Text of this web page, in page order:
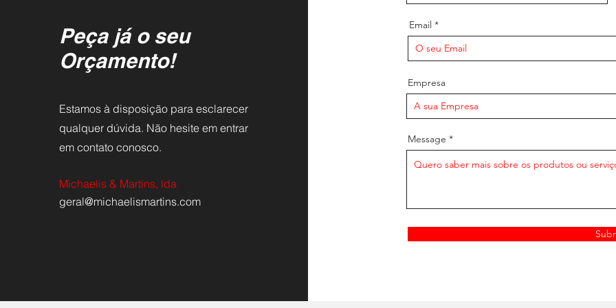
Peça já o seu
Orçamento!
Estamos à disposição para esclarecer
qualquer dúvida. Não hesite em entrar
em contato conosco.
Michaelis & Martins, lda
geral@michaelismartins.com
Email
Empresa
Message